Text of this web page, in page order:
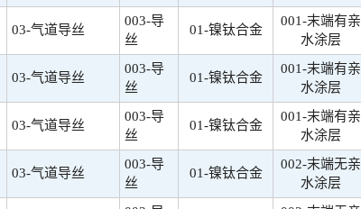
03-气道导丝
003-导
丝
01-镍钛合金
001-末端有亲
水涂层
03-气道导丝
003-导
丝
01-镍钛合金
001-末端有亲
水涂层
03-气道导丝
003-导
丝
01-镍钛合金
001-末端有亲
水涂层
03-气道导丝
003-导
丝
01-镍钛合金
002-末端无亲
水涂层